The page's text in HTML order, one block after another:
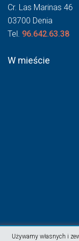
Używamy własnych i
Cr. Las Marinas 46
03700 Denia
Tel. 96.642.63.38
W mieście